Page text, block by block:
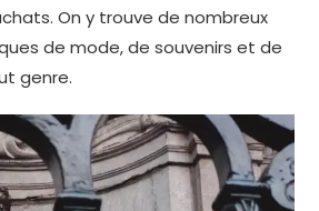
On y trouve de nombreux
de mode, de souvenirs et de
genre.